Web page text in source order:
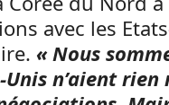
avec les
« Nous
n’aient rien